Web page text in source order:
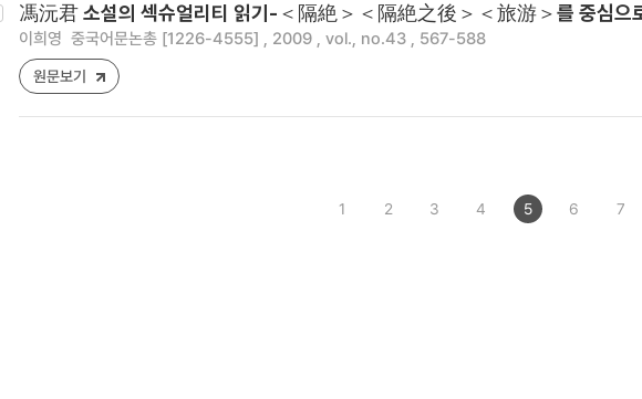
馮沅君 소설의 섹슈얼리티 읽기-＜隔絶＞＜隔絶之後＞＜旅游＞를 중심으
이희영 중국어문논총 [1226-4555] , 2009 , vol., no.43 , 567-588
원문보기
1 2 3 4 5 6 7